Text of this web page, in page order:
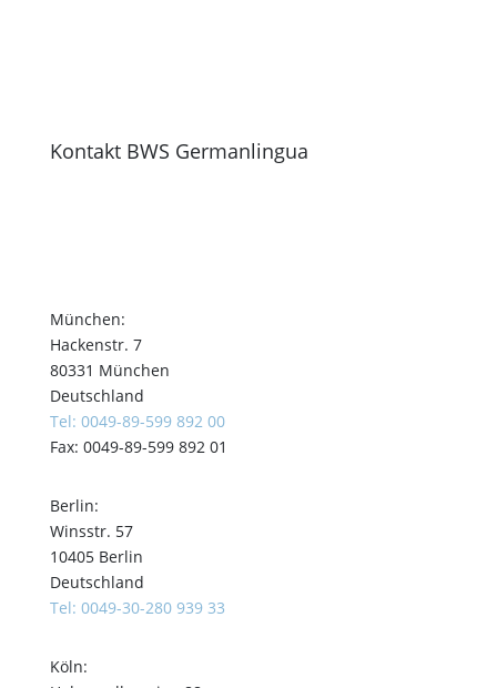
Kontakt BWS Germanlingua
München:
Hackenstr. 7
80331 München
Deutschland
Tel: 0049-89-599 892 00
Fax: 0049-89-599 892 01
Berlin:
Winsstr. 57
10405 Berlin
Deutschland
Tel: 0049-30-280 939 33
Köln: